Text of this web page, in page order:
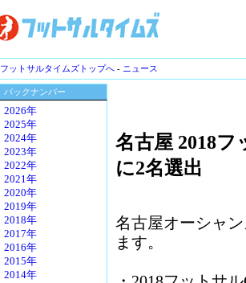
フットサルタイムズトップへ - ニュース
バックナンバー
2026年
2025年
2024年
2023年
2022年
2021年
2020年
2019年
2018年
2017年
2016年
2015年
2014年
名古屋 2018
に2名選出
名古屋オーシャ
ます。